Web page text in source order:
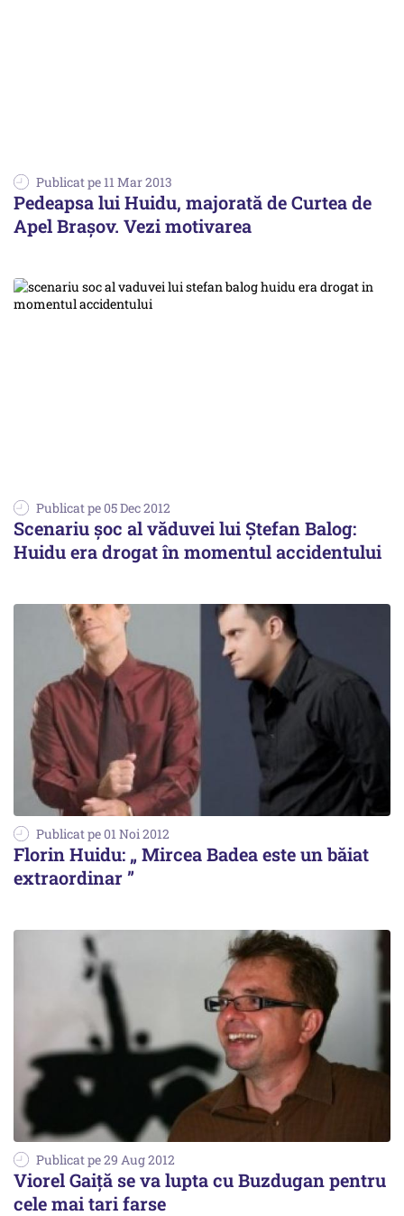
Publicat pe 11 Mar 2013
Pedeapsa lui Huidu, majorată de Curtea de
Apel Brașov. Vezi motivarea
Publicat pe 05 Dec 2012
Scenariu șoc al văduvei lui Ștefan Balog:
Huidu era drogat în momentul accidentului
Publicat pe 01 Noi 2012
Florin Huidu: „ Mircea Badea este un băiat
extraordinar ”
Publicat pe 29 Aug 2012
Viorel Gaiță se va lupta cu Buzdugan pentru
cele mai tari farse